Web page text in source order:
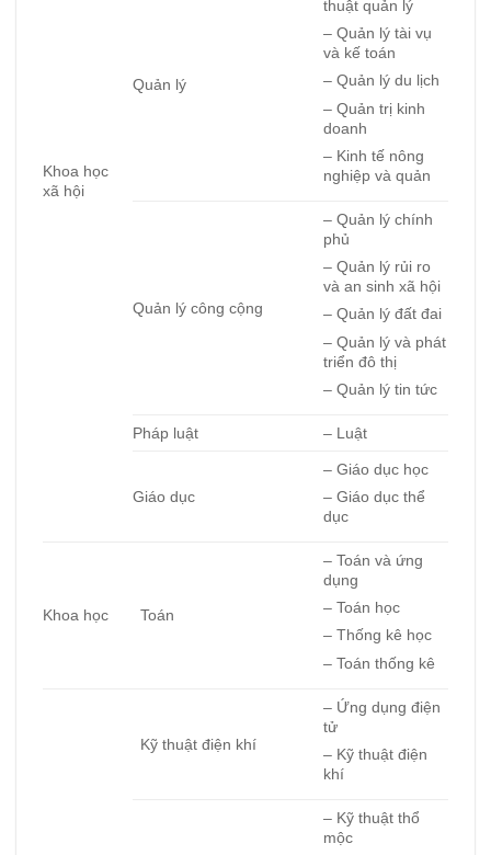
Khoa học
xã hội
Quản lý
thuật quản lý
– Quản lý tài vụ
và kế toán
– Quản lý du lịch
– Quản trị kinh
doanh
– Kinh tế nông
nghiệp và quản
Quản lý công cộng
– Quản lý chính
phủ
– Quản lý rủi ro
và an sinh xã hội
– Quản lý đất đai
– Quản lý và phát
triển đô thị
– Quản lý tin tức
Pháp luật – Luật
Giáo dục
– Giáo dục học
– Giáo dục thể
dục
Khoa học Toán
– Toán và ứng
dụng
– Toán học
– Thống kê học
– Toán thống kê
Kỹ thuật điện khí
– Ứng dụng điện
tử
– Kỹ thuật điện
khí
– Kỹ thuật thổ
mộc